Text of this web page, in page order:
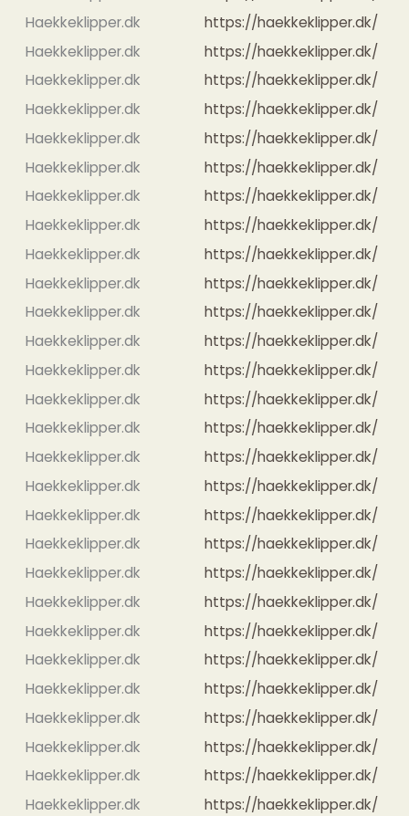
Haekkeklipper.dk
https://haekkeklipper.dk/
Haekkeklipper.dk
https://haekkeklipper.dk/
Haekkeklipper.dk
https://haekkeklipper.dk/
Haekkeklipper.dk
https://haekkeklipper.dk/
Haekkeklipper.dk
https://haekkeklipper.dk/
Haekkeklipper.dk
https://haekkeklipper.dk/
Haekkeklipper.dk
https://haekkeklipper.dk/
Haekkeklipper.dk
https://haekkeklipper.dk/
Haekkeklipper.dk
https://haekkeklipper.dk/
Haekkeklipper.dk
https://haekkeklipper.dk/
Haekkeklipper.dk
https://haekkeklipper.dk/
Haekkeklipper.dk
https://haekkeklipper.dk/
Haekkeklipper.dk
https://haekkeklipper.dk/
Haekkeklipper.dk
https://haekkeklipper.dk/
Haekkeklipper.dk
https://haekkeklipper.dk/
Haekkeklipper.dk
https://haekkeklipper.dk/
Haekkeklipper.dk
https://haekkeklipper.dk/
Haekkeklipper.dk
https://haekkeklipper.dk/
Haekkeklipper.dk
https://haekkeklipper.dk/
Haekkeklipper.dk
https://haekkeklipper.dk/
Haekkeklipper.dk
https://haekkeklipper.dk/
Haekkeklipper.dk
https://haekkeklipper.dk/
Haekkeklipper.dk
https://haekkeklipper.dk/
Haekkeklipper.dk
https://haekkeklipper.dk/
Haekkeklipper.dk
https://haekkeklipper.dk/
Haekkeklipper.dk
https://haekkeklipper.dk/
Haekkeklipper.dk
https://haekkeklipper.dk/
Haekkeklipper.dk
https://haekkeklipper.dk/